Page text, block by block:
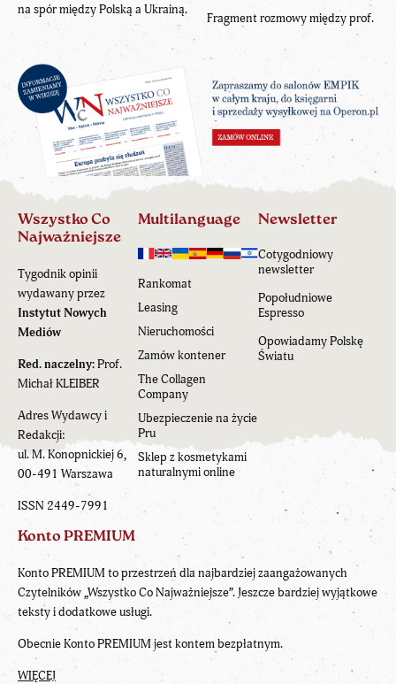
na spór między Polską a Ukrainą.
Fragment rozmowy między prof.
Wszystko Co
Najważniejsze
Tygodnik opinii
wydawany przez
Instytut Nowych
Mediów
Red. naczelny:Prof.
Michał KLEIBER
Adres Wydawcy i
Redakcji:
ul. M. Konopnickiej 6,
00-491 Warszawa
ISSN 2449-7991
Multilanguage
Rankomat
Leasing
Nieruchomości
Zamów kontener
The Collagen
Company
Ubezpieczenie na życie
Pru
Sklep z kosmetykami
naturalnymi online
Newsletter
Cotygodniowy
newsletter
Popołudniowe
Espresso
Opowiadamy Polskę
Światu
Konto PREMIUM
Konto PREMIUM to przestrzeń dla najbardziej zaangażowanych
Czytelników „Wszystko Co Najważniejsze”. Jeszcze bardziej wyjątkowe
teksty i dodatkowe usługi.
Obecnie Konto PREMIUM jest kontem bezpłatnym.
WIĘCEJ